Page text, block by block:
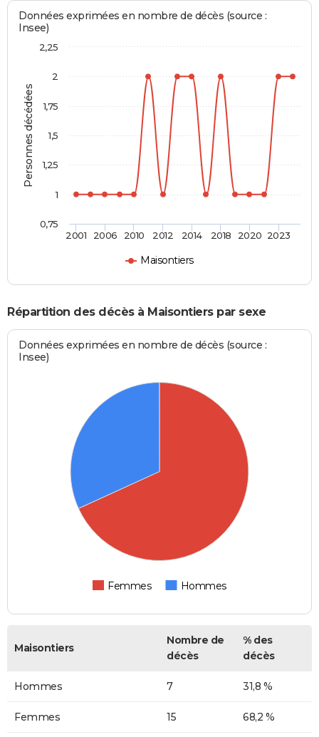
Personnes décédées
Données exprimées en nombre de décès (source :
Insee)
Maisontiers
2001 2006 2010 2012 2014 2018 2020 2023
0,75
1
1,25
1,5
1,75
2
2,25
Répartition des décès à Maisontiers par sexe
Données exprimées en nombre de décès (source :
Insee)
Femmes Hommes
Maisontiers
Nombre de
décès
% des
décès
Hommes 7 31,8 %
Femmes 15 68,2 %